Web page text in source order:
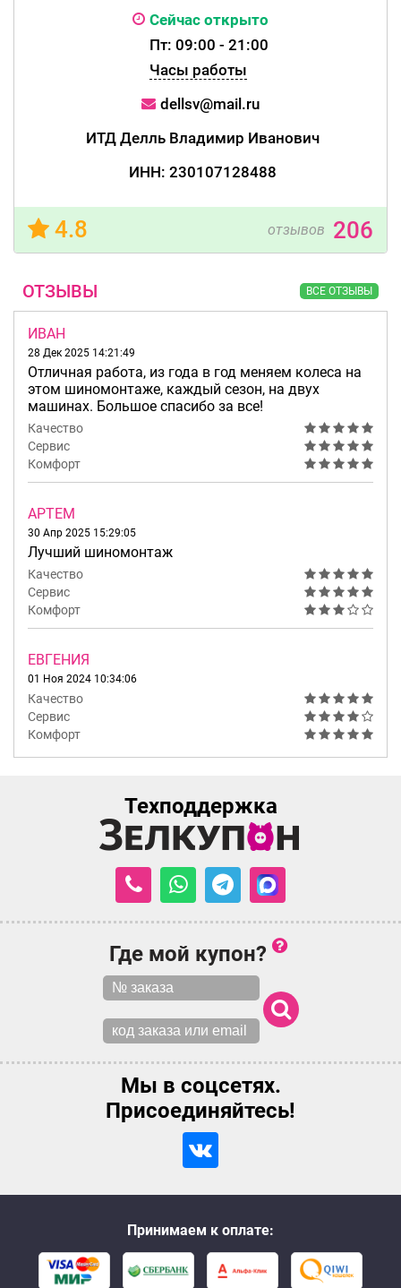
Сейчас открыто
Пт: 09:00 - 21:00
Часы работы
dellsv@mail.ru
ИТД Делль Владимир Иванович
ИНН: 230107128488
4.8 отзывов 206
ОТЗЫВЫ ВСЕ ОТЗЫВЫ
ИВАН
28 Дек 2025 14:21:49
Отличная работа, из года в год меняем колеса на
этом шиномонтаже, каждый сезон, на двух
машинах. Большое спасибо за все!
Качество
Сервис
Комфорт
АРТЕМ
30 Апр 2025 15:29:05
Лучший шиномонтаж
Качество
Сервис
Комфорт
ЕВГЕНИЯ
01 Ноя 2024 10:34:06
Качество
Сервис
Комфорт
Техподдержка
Где мой купон?
Мы в соцсетях.
Присоединяйтесь!
Принимаем к оплате: